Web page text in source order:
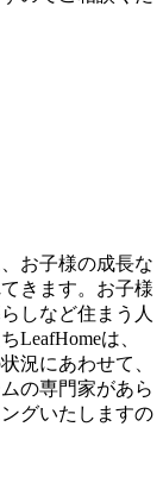
お子様の成長な
きます。お子様
しなど住まう人
LeafHomeは、
況にあわせて、
の専門家があら
グいたしますの